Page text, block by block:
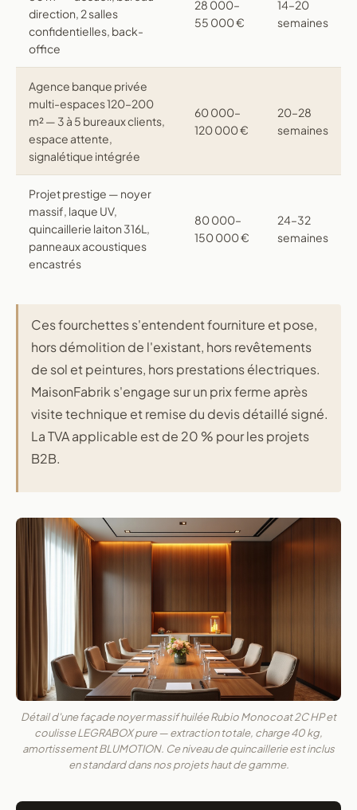
direction, 2 salles
confidentielles, back-
office
28 000–
55 000 €
14–20
semaines
Agence banque privée
multi-espaces 120–200
m² — 3 à 5 bureaux clients,
espace attente,
signalétique intégrée
60 000–
120 000 €
20–28
semaines
Projet prestige — noyer
massif, laque UV,
quincaillerie laiton 316L,
panneaux acoustiques
encastrés
80 000–
150 000 €
24–32
semaines
Ces fourchettes s'entendent fourniture et pose,
hors démolition de l'existant, hors revêtements
de sol et peintures, hors prestations électriques.
MaisonFabrik s'engage sur un prix ferme après
visite technique et remise du devis détaillé signé.
La TVA applicable est de 20 % pour les projets
B2B.
Détail d'une façade noyer massif huilée Rubio Monocoat 2C HP et
coulisse LEGRABOX pure — extraction totale, charge 40 kg,
amortissement BLUMOTION. Ce niveau de quincaillerie est inclus
en standard dans nos projets haut de gamme.